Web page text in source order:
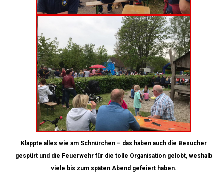
Klappte alles wie am Schnürchen – das haben auch die Besucher
gespürt und die Feuerwehr für die tolle Organisation gelobt, weshalb
viele bis zum späten Abend gefeiert haben.